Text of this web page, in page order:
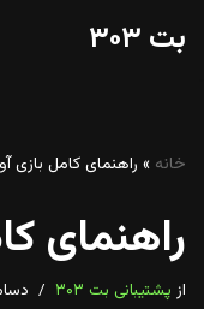
بت ۳۰۳
خانه » راهنمای کامل بازی
راهنمای
از پشتیبانی بت ۳۰۳ دسامبر